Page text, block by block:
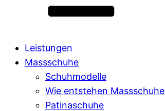
Leistungen
Massschuhe
Schuhmodelle
Wie entstehen Massschuhe
Patinaschuhe